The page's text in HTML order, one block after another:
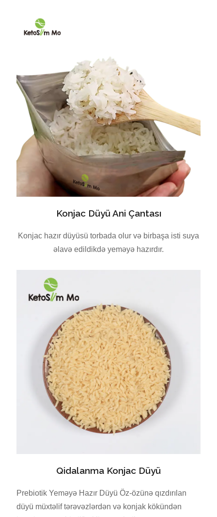
Konjac Düyü Ani Çantası
Konjac hazır düyüsü torbada olur və birbaşa isti suya
əlavə edildikdə yeməyə hazırdır.
Qidalanma Konjac Düyü
Prebiotik Yeməyə Hazır Düyü Öz-özünə qızdırılan
düyü müxtəlif tərəvəzlərdən və konjak kökündən